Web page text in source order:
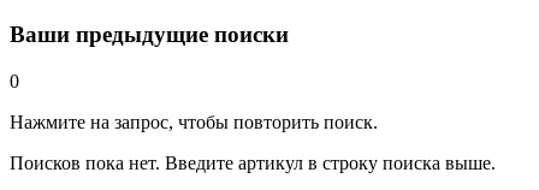
Ваши предыдущие поиски
0
Нажмите на запрос, чтобы повторить поиск.
Поисков пока нет. Введите артикул в строку поиска выше.